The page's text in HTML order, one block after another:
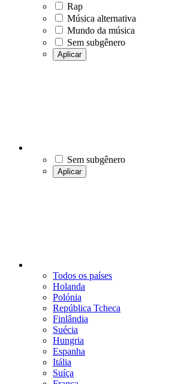
Rap
Música alternativa
Mundo da música
Sem subgênero
Aplicar
Sem subgênero
Aplicar
Todos os países
Holanda
Polónia
República Tcheca
Finlândia
Suécia
Hungria
Espanha
Itália
Suíça